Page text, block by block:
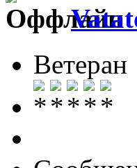
Ветеран